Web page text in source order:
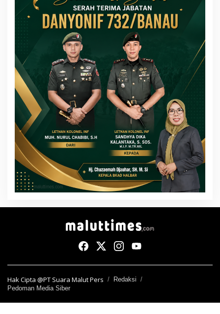
Hak Cipta @PT Suara Malut Pers
Redaksi
Pedoman Media Siber